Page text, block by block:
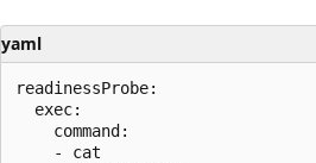
yaml
readinessProbe:
  exec:
    command:
    - cat